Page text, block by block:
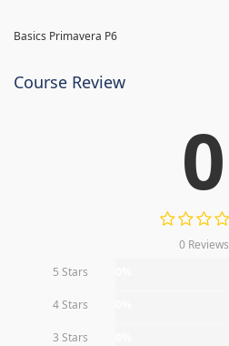
Basics Primavera P6
Course Review
0
0 Reviews
5 Stars
4 Stars
3 Stars